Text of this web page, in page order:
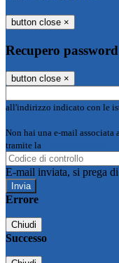
button close ×
Recupero password
button close ×
all'indirizzo indicato con le
Non hai una e-mail associata
tramite la
E-mail inviata, si prega
Errore
Chiudi
Successo